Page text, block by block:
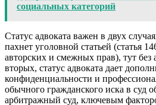
социальных категорий
Статус адвоката важен в двух
пахнет уголовной статьей
авторских и смежных прав), тут без
вторых, статус адвоката дает
конфиденциальности и
обычного гражданского иска в суд
арбитражный суд, ключевым